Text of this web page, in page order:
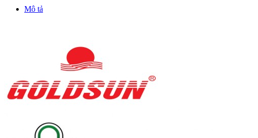
Mô tả